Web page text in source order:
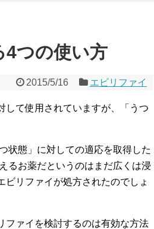
4つの使い方
2015/5/16 エビリファイ
して使用されていますが、「うつ
状態」に対しての適応を取得した
るお薬だというのはまだ広くは浸
リファイが処方されたのでしょ
ファイを検討するのは有効な方法